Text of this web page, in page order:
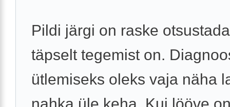
Pildi järgi on raske
täpselt tegemist on.
ütlemiseks oleks vaja näha
nahka üle keha. Kui lööve